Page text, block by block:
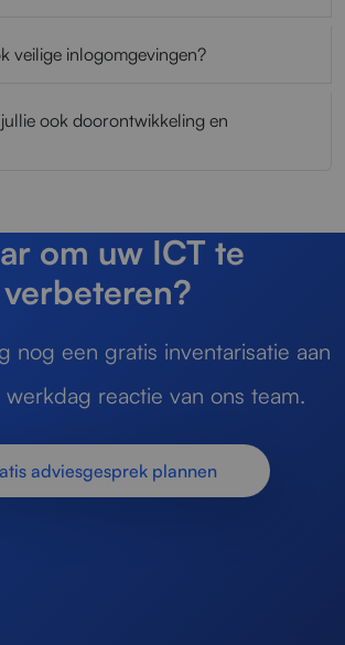
veilige inlogomgevingen?
ook doorontwikkeling en
om uw ICT te
verbeteren?
nog een gratis inventarisatie aan
reactie van ons team.
adviesgesprek plannen